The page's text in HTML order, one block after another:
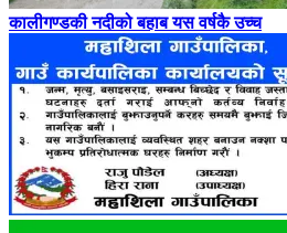
कालीगण्डकी नदीको बहाब यस वर्षकै उच्च